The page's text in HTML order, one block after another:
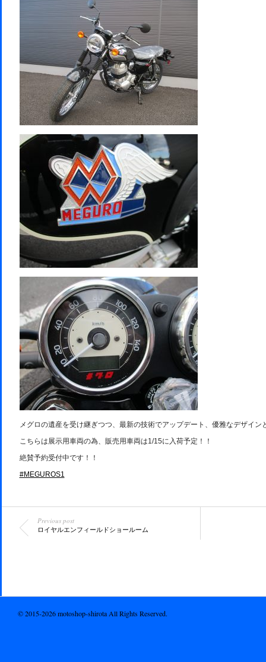
メグロの遺産を受け継ぎつつ、最新の技術でアップデート、優雅なデザイン
こちらは展示用車両の為、販売用車両は1/15に入荷予定！！
絶賛予約受付中です！！
#MEGUROS1
Previous post
ロイヤルエンフィールドショールーム
© 2015-2026 motoshop-shirota All Rights Reserved.